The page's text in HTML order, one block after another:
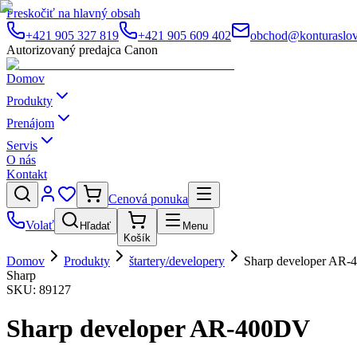
Preskočiť na hlavný obsah
+421 905 327 819
+421 905 609 402
Autorizovaný predajca Canon
Domov
Produkty
Prenájom
Servis
O nás
Kontakt
Cenová ponuka
Volať
Hľadať
Košík
Menu
Domov Produkty štartery/developery
Sharp developer AR-
Sharp
SKU: 89127
Sharp developer AR-400DV